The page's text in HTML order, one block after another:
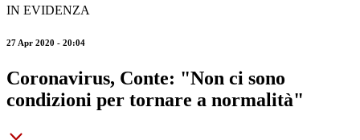
IN EVIDENZA
27 Apr 2020 - 20:04
Coronavirus, Conte: "Non ci sono
condizioni per tornare a normalità"